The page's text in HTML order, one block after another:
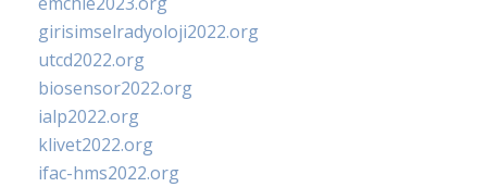
girisimselradyoloji2022.org
utcd2022.org
biosensor2022.org
ialp2022.org
klivet2022.org
ifac-hms2022.org